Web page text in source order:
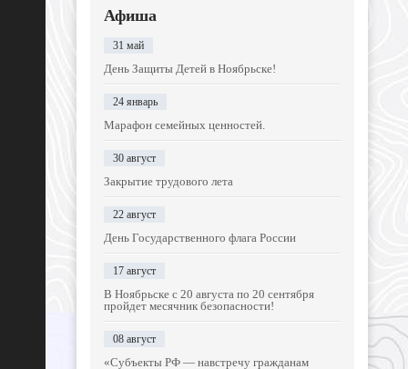
Афиша
31 май
День Защиты Детей в Ноябрьске!
24 январь
Марафон семейных ценностей.
30 август
Закрытие трудового лета
22 август
День Государственного флага России
17 август
В Ноябрьске с 20 августа по 20 сентября
пройдет месячник безопасности!
08 август
«Субъекты РФ — навстречу гражданам